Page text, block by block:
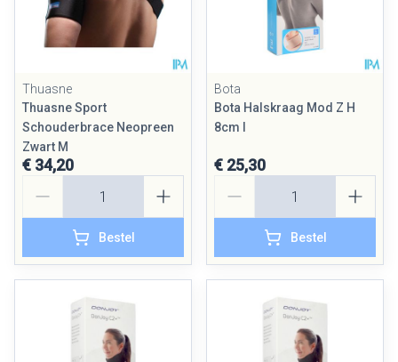
Thuasne
Thuasne Sport
Schouderbrace Neopreen
Zwart M
€ 34,20
Bestel
Bota
Bota Halskraag Mod Z H
8cm l
€ 25,30
Bestel